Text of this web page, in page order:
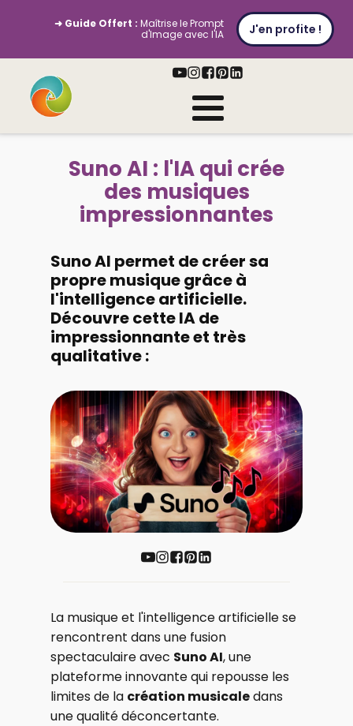
➜ Guide Offert : Maîtrise le Prompt
d'Image avec l'IA
J'en profite !
Suno AI : l'IA qui crée
des musiques
impressionnantes
Suno AI permet de créer sa
propre musique grâce à
l'intelligence artificielle.
Découvre cette IA de
impressionnante et très
qualitative :
La musique et l'intelligence artificielle se
rencontrent dans une fusion
spectaculaire avec Suno AI, une
plateforme innovante qui repousse les
limites de la création musicaledans
une qualité déconcertante.